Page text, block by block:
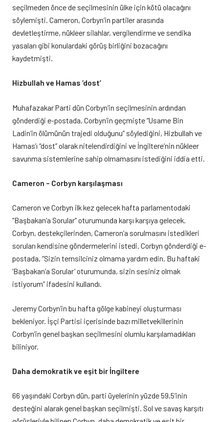
seçilmeden önce de seçilmesinin ülke için kötü olacağını
söylemişti. Cameron, Corbyn’in partiler arasında
devletleştirme, nükleer silahlar, vergilendirme ve sendika
yasaları gibi konulardaki görüş birliğini bozacağını
kaydetmişti.
Hizbullah ve Hamas ‘dost’
Muhafazakar Parti dün Corbyn’in seçilmesinin ardından
gönderdiği e-postada, Corbyn’in geçmişte “Usame Bin
Ladin’in ölümünün trajedi olduğunu” söylediğini, Hizbullah ve
Hamas’ı “dost” olarak nitelendirdiğini ve İngiltere’nin nükleer
savunma sistemlerine sahip olmamasını istediğini iddia etti.
Cameron – Corbyn karşılaşması
Cameron ve Corbyn ilk kez gelecek hafta parlamentodaki
“Başbakan’a Sorular” oturumunda karşı karşıya gelecek.
Corbyn, destekçilerinden, Cameron’a sorulmasını istedikleri
soruları kendisine göndermelerini istedi. Corbyn gönderdiği e-
postada, “Sizin temsilciniz olmama yardım edin. Bu haftaki
‘Başbakan’a Sorular’ oturumunda, sizin sesiniz olmak
istiyorum” ifadesini kullandı.
Jeremy Corbyn’in bu hafta gölge kabineyi oluşturması
bekleniyor. İşçi Partisi içerisinde bazı milletvekillerinin
Corbyn’in genel başkan seçilmesini olumlu karşılamadıkları
biliniyor.
Daha demokratik ve eşit bir İngiltere
66 yaşındaki Corbyn dün, parti üyelerinin yüzde 59,5’inin
desteğini alarak genel başkan seçilmişti. Sol ve savaş karşıtı